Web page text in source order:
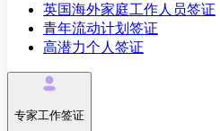
英国海外家庭工作人员签证
青年流动计划签证
高潜力个人签证
专家工作签证